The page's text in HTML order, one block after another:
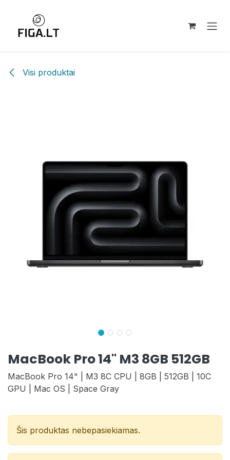
Visi produktai
MacBook Pro 14" M3 8GB 512GB
MacBook Pro 14" | M3 8C CPU | 8GB | 512GB | 10C
GPU | Mac OS | Space Gray
Šis produktas nebepasiekiamas.